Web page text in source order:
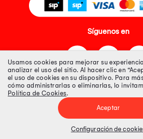
Síguenos en
Tienda 100% Segura
Tiendas Peruanas S.A. R.U.C. Nº
Precios disponibles solo en www.oechsle.pe.
Usamos cookies para mejorar su
analizar el uso del sitio. Al hacer clic en
el uso de cookies en su dispositivo. Para
cómo administrarlas o eliminarlas, lo
Política de Cookies.
Aceptar
Configuración de